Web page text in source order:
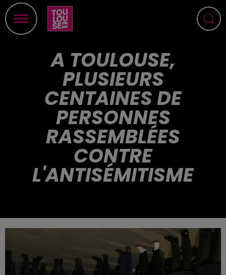
A TOULOUSE,
PLUSIEURS
CENTAINES DE
PERSONNES
RASSEMBLÉES
CONTRE
L'ANTISÉMITISME